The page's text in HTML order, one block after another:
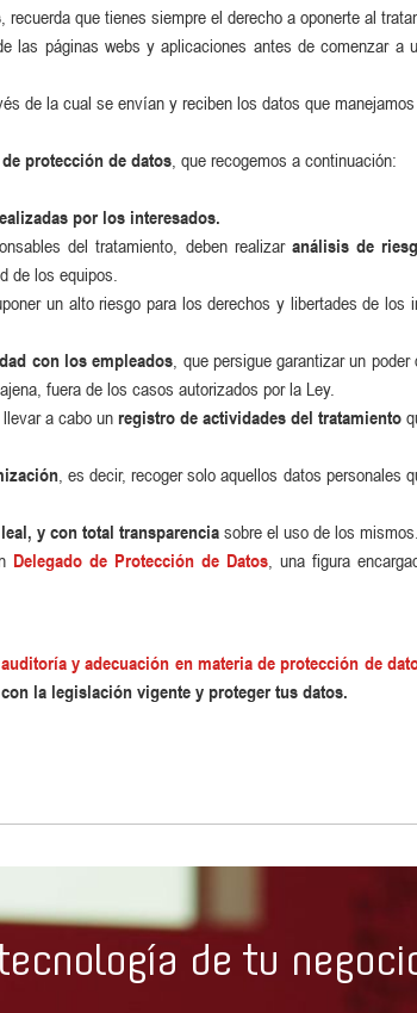
, recuerda que tienes siempre el derecho a oponerte al
las páginas webs y aplicaciones antes de comenzar a
de la cual se envían y reciben los datos que
protección de datos , que recogemos a continuación:
por los interesados.
del tratamiento, deben realizar análisis de
de los equipos.
un alto riesgo para los derechos y libertades de los
con los empleados , que persigue garantizar un
fuera de los casos autorizados por la Ley.
a cabo un registro de actividades del tratamiento
, es decir, recoger solo aquellos datos personales
y con total transparencia sobre el uso de los mismos.
Delegado de Protección de Datos , una figura
y adecuación en materia de protección de
la legislación vigente y proteger tus datos.
de tu